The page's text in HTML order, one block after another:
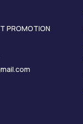
PROMOTION